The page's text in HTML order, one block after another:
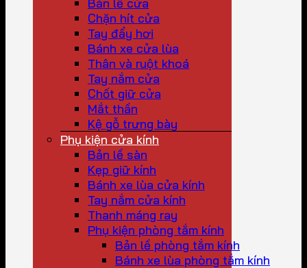
Chặn hít cửa
Tay đẩy hơi
Bánh xe cửa lùa
Thân và ruột khoá
Tay nắm cửa
Chốt giữ cửa
Mắt thần
Kệ gỗ trưng bày
Phụ kiện cửa kính
Bản lề sàn
Kẹp giữ kính
Bánh xe lùa cửa kính
Tay nắm cửa kính
Thanh máng ray
Phụ kiện phòng tắm kính
Bản lề phòng tắm kính
Bánh xe lùa phòng tắm kính